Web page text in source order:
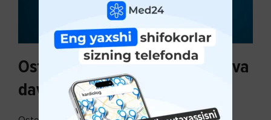
Osteoartroz sabablari, tasnifi va
davolash usullari